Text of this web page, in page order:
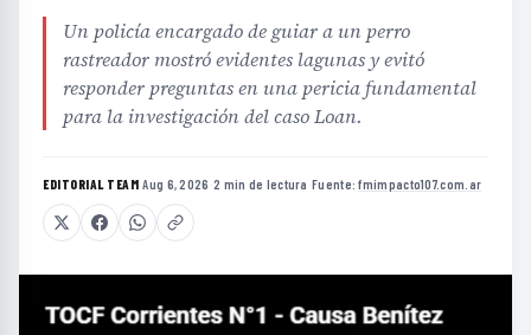
Un policía encargado de guiar a un perro
rastreador mostró evidentes lagunas y evitó
responder preguntas en una pericia fundamental
para la investigación del caso Loan.
EDITORIAL TEAM·Aug 6, 2026 ·2 min de lectura ·Fuente:fmimpacto107.com.ar